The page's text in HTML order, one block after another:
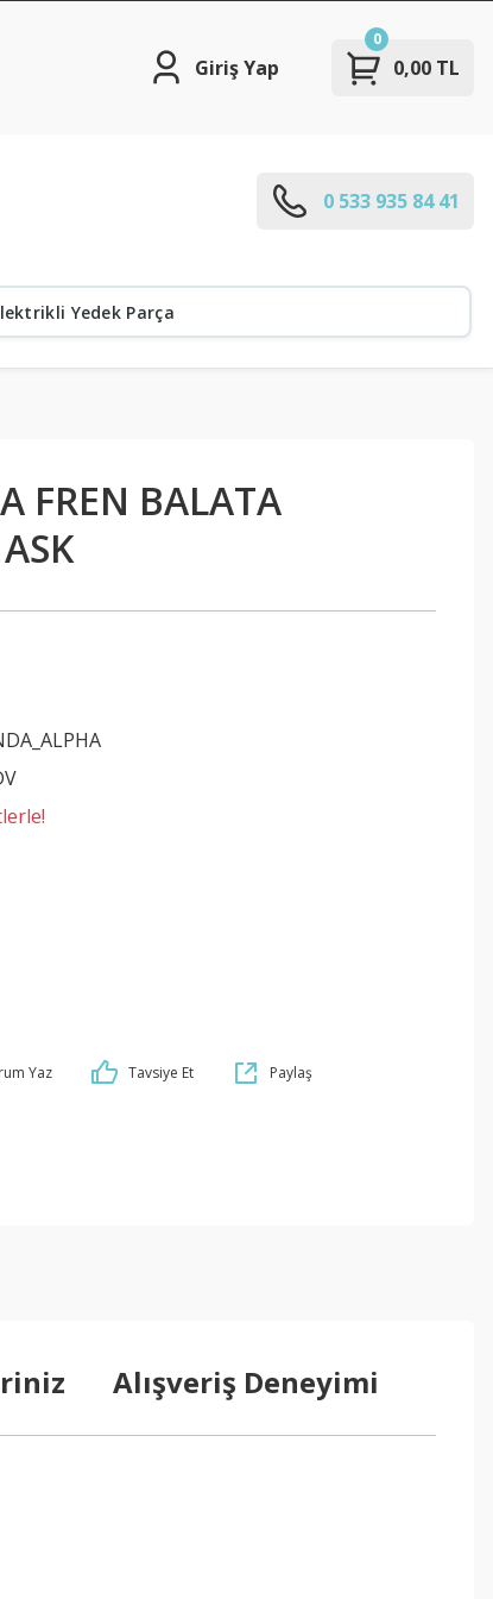
Giriş Yap 0,00 TL
0
0 533 935 84 41
Yedek Parça
FREN BALATA
Yaz Tavsiye Et Paylaş
Alışveriş Deneyimi